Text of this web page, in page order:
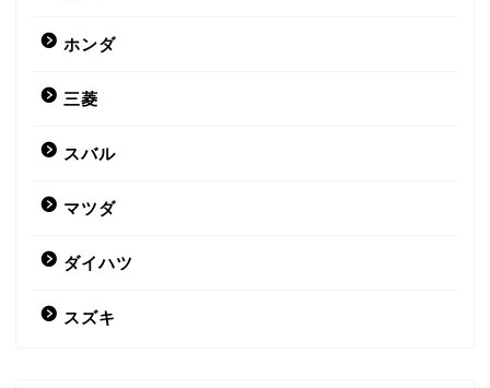
ホンダ
三菱
スバル
マツダ
ダイハツ
スズキ